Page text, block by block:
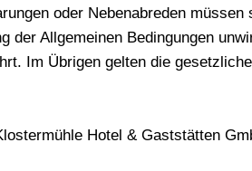
oder Nebenabreden
der Allgemeinen Bedingungen
Im Übrigen gelten die
Hotel & Gaststätten